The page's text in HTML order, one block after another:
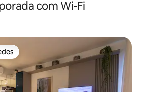
com Wi-Fi